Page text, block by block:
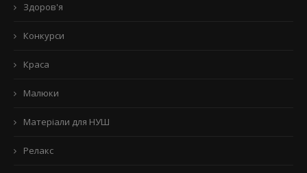
Здоров'я
Конкурси
Краса
Малюки
Матеріали для НУШ
Релакс